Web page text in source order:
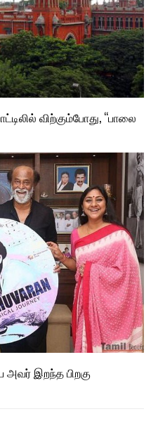
விற்கும்போது, “பாலை
இறந்த பிறகு